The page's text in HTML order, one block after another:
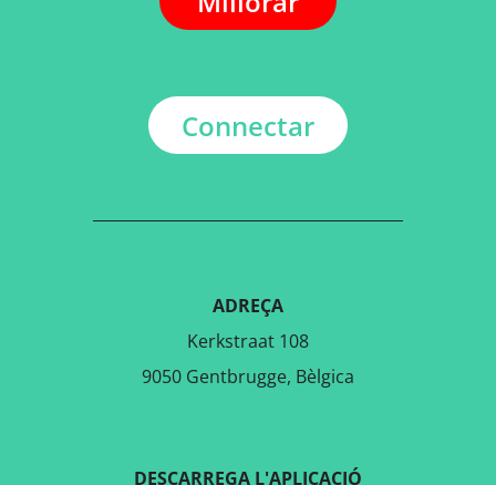
Connectar
ADREÇA
Kerkstraat 108
9050 Gentbrugge, Bèlgica
DESCARREGA L'APLICACIÓ